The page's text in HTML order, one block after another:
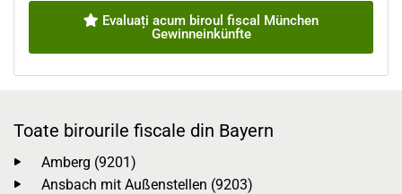
Evaluați acum biroul fiscal München
Gewinneinkünfte
Toate birourile fiscale din Bayern
Amberg (9201)
Ansbach mit Außenstellen (9203)